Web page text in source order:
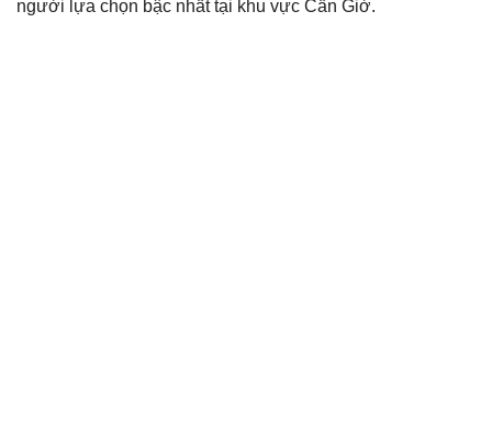
người lựa chọn bậc nhất tại khu vực Cần Giờ.